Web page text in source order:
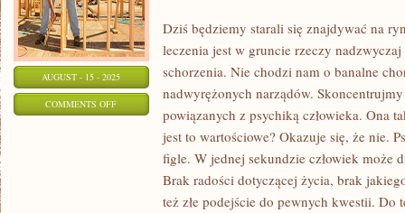
AUGUST - 15 - 2025
COMMENTS OFFON
Dziś będziemy starali się znajdywać na
leczenia jest w gruncie rzeczy
schorzenia. Nie chodzi nam o banalne
nadwyrężonych narządów.
powiązanych z psychiką człowieka. Ona
jest to wartościowe? Okazuje się, że nie.
figle. W jednej sekundzie człowiek może
Brak radości dotyczącej życia, brak
też złe podejście do pewnych kwestii. Do